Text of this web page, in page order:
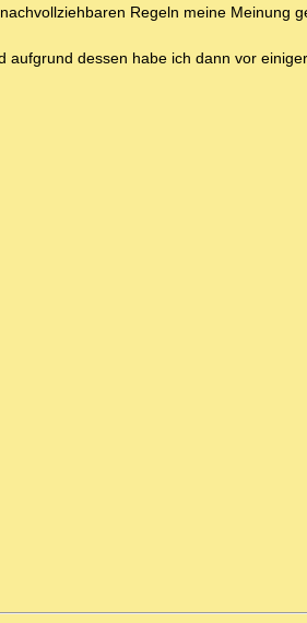
Regeln meine Meinung
aufgrund dessen habe ich dann vor